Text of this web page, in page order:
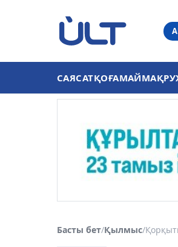
САЯСАТҚОҒАМАЙМАҚ
Басты бет/Қылмыс/